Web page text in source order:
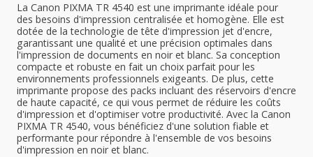
La Canon PIXMA TR 4540 est une imprimante idéale pour
des besoins d'impression centralisée et homogène. Elle est
dotée de la technologie de tête d'impression jet d'encre,
garantissant une qualité et une précision optimales dans
l'impression de documents en noir et blanc. Sa conception
compacte et robuste en fait un choix parfait pour les
environnements professionnels exigeants. De plus, cette
imprimante propose des packs incluant des réservoirs d'encre
de haute capacité, ce qui vous permet de réduire les coûts
d'impression et d'optimiser votre productivité. Avec la Canon
PIXMA TR 4540, vous bénéficiez d'une solution fiable et
performante pour répondre à l'ensemble de vos besoins
d'impression en noir et blanc.